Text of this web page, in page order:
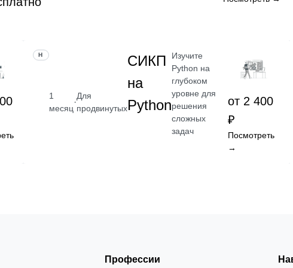
НАВЫК
1
месяц
·
Для
продвинутых
СИКП
на
Python
Изучите
Python на
глубоком
уровне для
решения
сложных
задач
от 2 400
₽
Посмотреть
→
Профессии